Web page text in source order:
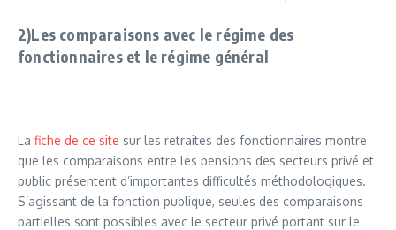
2)Les comparaisons avec le régime des
fonctionnaires et le régime général
La fiche de ce site sur les retraites des fonctionnaires montre
que les comparaisons entre les pensions des secteurs privé et
public présentent d’importantes difficultés méthodologiques.
S’agissant de la fonction publique, seules des comparaisons
partielles sont possibles avec le secteur privé portant sur le